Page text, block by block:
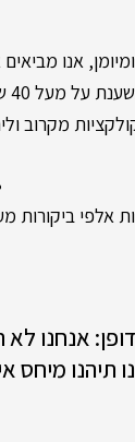
אנו
בשטח. אתם מוזמנים להגיע לסניפים שלנו,
מקרוב
אלפי ביקורות
דופן: אנחנו
תיהנו מיחס